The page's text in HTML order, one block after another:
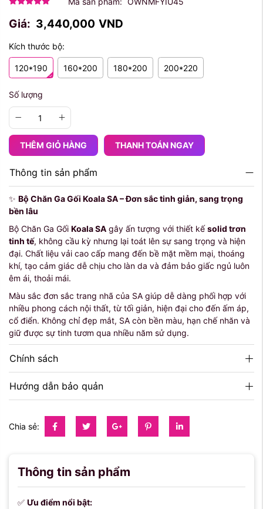
Giá: 3,440,000 VND
Kích thước bộ:
120*190 160*200 180*200 200*220
Số lượng
THÊM GIỎ HÀNG THANH TOÁN NGAY
Thông tin sản phẩm
✨ Bộ Chăn Ga Gối Koala SA – Đơn sắc tinh giản, sang trọng
bền lâu
Bộ Chăn Ga Gối Koala SA gây ấn tượng với thiết kế solid trơn
tinh tế, không cầu kỳ nhưng lại toát lên sự sang trọng và hiện
đại. Chất liệu vải cao cấp mang đến bề mặt mềm mại, thoáng
khí, tạo cảm giác dễ chịu cho làn da và đảm bảo giấc ngủ luôn
êm ái, thoải mái.
Màu sắc đơn sắc trang nhã của SA giúp dễ dàng phối hợp với
nhiều phong cách nội thất, từ tối giản, hiện đại cho đến ấm áp,
cổ điển. Không chỉ đẹp mắt, SA còn bền màu, hạn chế nhăn và
giữ được sự tinh tươm qua nhiều năm sử dụng.
Chính sách
Hướng dẫn bảo quản
Chia sẻ:
Thông tin sản phẩm
✅ Ưu điểm nổi bật: